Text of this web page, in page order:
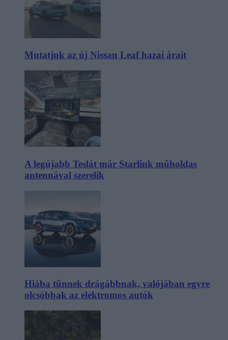
Mutatjuk az új Nissan Leaf hazai árait
A legújabb Teslát már Starlink műholdas
antennával szerelik
Hiába tűnnek drágábbnak, valójában egyre
olcsóbbak az elektromos autók